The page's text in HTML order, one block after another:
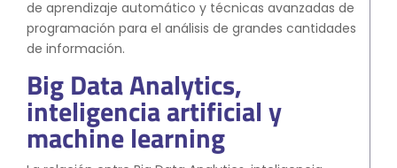
de aprendizaje automático y técnicas avanzadas de
programación para el análisis de grandes cantidades
de información.
Big Data Analytics,
inteligencia artificial y
machine learning